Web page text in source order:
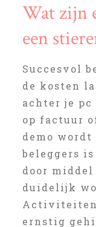
Wat zijn
een
Succesvol
de kosten
achter je
op factuur
demo wordt
beleggers
door
duidelijk
ernstig